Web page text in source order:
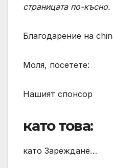
страницата по-късно.
Благодарение на
Моля, посетете:
Нашият спонсор
като това:
като Зареждане…